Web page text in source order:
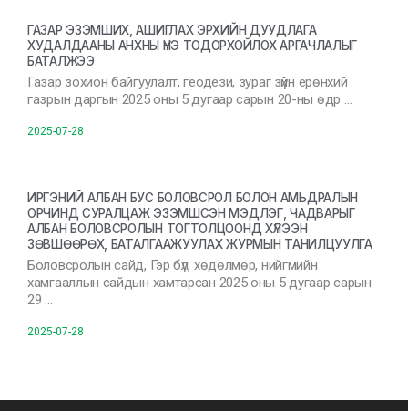
ГАЗАР ЭЗЭМШИХ, АШИГЛАХ ЭРХИЙН ДУУДЛАГА
ХУДАЛДААНЫ АНХНЫ ҮНЭ ТОДОРХОЙЛОХ АРГАЧЛАЛЫГ
БАТАЛЖЭЭ
Газар зохион байгуулалт, геодези, зураг зүйн ерөнхий
газрын даргын 2025 оны 5 дугаар сарын 20-ны өдр …
2025-07-28
ИРГЭНИЙ АЛБАН БУС БОЛОВСРОЛ БОЛОН АМЬДРАЛЫН
ОРЧИНД СУРАЛЦАЖ ЭЗЭМШСЭН МЭДЛЭГ, ЧАДВАРЫГ
АЛБАН БОЛОВСРОЛЫН ТОГТОЛЦООНД ХҮЛЭЭН
ЗӨВШӨӨРӨХ, БАТАЛГААЖУУЛАХ ЖУРМЫН ТАНИЛЦУУЛГА
Боловсролын сайд, Гэр бүл, хөдөлмөр, нийгмийн
хамгааллын сайдын хамтарсан 2025 оны 5 дугаар сарын
29 …
2025-07-28